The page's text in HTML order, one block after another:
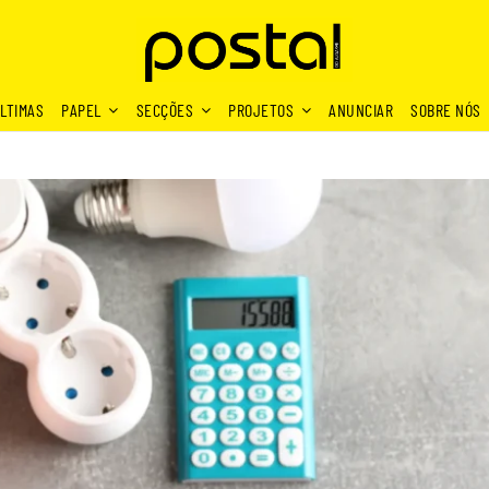
PAPEL SECÇÕES PROJETOS ANUNCIAR SOBRE NÓS